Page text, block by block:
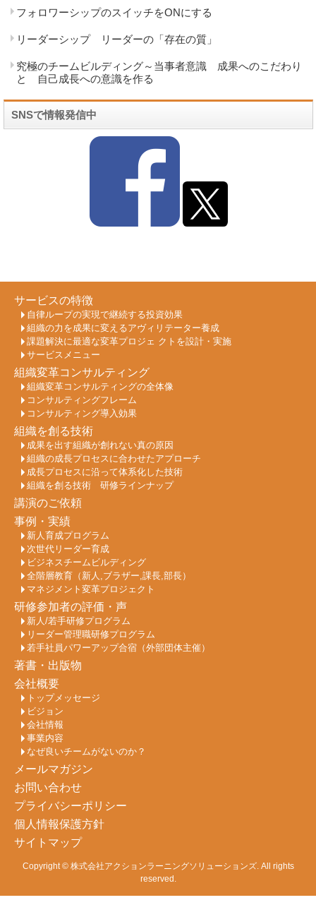
フォロワーシップのスイッチをONにする
リーダーシップ リーダーの「存在の質」
究極のチームビルディング～当事者意識 成果へのこだわり
と 自己成長への意識を作る
SNSで情報発信中
サービスの特徴
自律ループの実現で継続する投資効果
組織の力を成果に変えるアヴィリテーター養成
課題解決に最適な変革プロジェ クトを設計・実施
サービスメニュー
組織変革コンサルティング
組織変革コンサルティングの全体像
コンサルティングフレーム
コンサルティング導入効果
組織を創る技術
成果を出す組織が創れない真の原因
組織の成長プロセスに合わせたアプローチ
成長プロセスに沿って体系化した技術
組織を創る技術 研修ラインナップ
講演のご依頼
事例・実績
新人育成プログラム
次世代リーダー育成
ビジネスチームビルディング
全階層教育（新人,ブラザー,課長,部長）
マネジメント変革プロジェクト
研修参加者の評価・声
新人/若手研修プログラム
リーダー管理職研修プログラム
若手社員パワーアップ合宿（外部団体主催）
著書・出版物
会社概要
トップメッセージ
ビジョン
会社情報
事業内容
なぜ良いチームがないのか？
メールマガジン
お問い合わせ
プライバシーポリシー
個人情報保護方針
サイトマップ
Copyright © 株式会社アクションラーニングソリューションズ. All rights
reserved.